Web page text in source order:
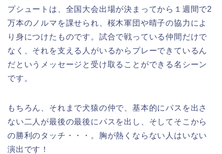
プシュートは、全国大会出場が決まってから１週間で2
万本のノルマを課せられ、桜木軍団や晴子の協力によ
り身につけたものです。試合で戦っている仲間だけで
なく、それを支える人がいるからプレーできているん
だというメッセージと受け取ることができる名シーン
です。
もちろん、それまで犬猿の仲で、基本的にパスを出さ
ない二人が最後の最後にパスを出し、そしてそこから
の勝利のタッチ・・・。胸が熱くならない人はいない
演出です！